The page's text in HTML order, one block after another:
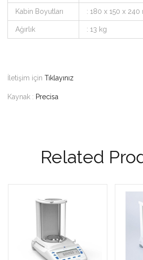
Kabin Boyutları : 180 x 150 x 240
Ağırlık : 13 kg
İletişim için Tıklayınız
Kaynak : Precisa
Related